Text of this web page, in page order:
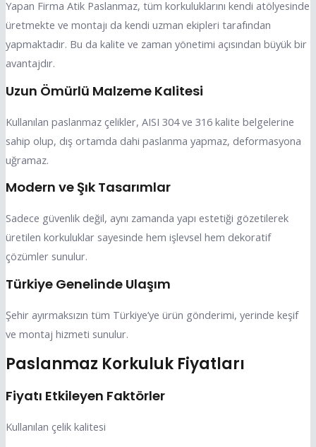
Yapan Firma Atik Paslanmaz, tüm korkuluklarını kendi atölyesinde
üretmekte ve montajı da kendi uzman ekipleri tarafından
yapmaktadır. Bu da kalite ve zaman yönetimi açısından büyük bir
avantajdır.
Uzun Ömürlü Malzeme Kalitesi
Kullanılan paslanmaz çelikler, AISI 304 ve 316 kalite belgelerine
sahip olup, dış ortamda dahi paslanma yapmaz, deformasyona
uğramaz.
Modern ve Şık Tasarımlar
Sadece güvenlik değil, aynı zamanda yapı estetiği gözetilerek
üretilen korkuluklar sayesinde hem işlevsel hem dekoratif
çözümler sunulur.
Türkiye Genelinde Ulaşım
Şehir ayırmaksızın tüm Türkiye’ye ürün gönderimi, yerinde keşif
ve montaj hizmeti sunulur.
Paslanmaz Korkuluk Fiyatları
Fiyatı Etkileyen Faktörler
Kullanılan çelik kalitesi